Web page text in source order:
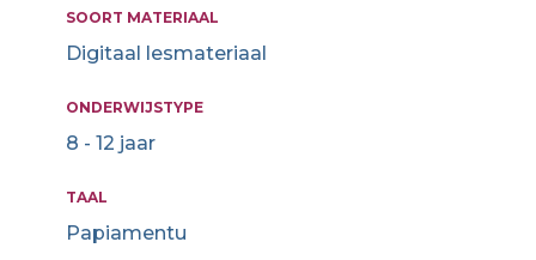
SOORT MATERIAAL
Digitaal lesmateriaal
ONDERWIJSTYPE
8 - 12 jaar
TAAL
Papiamentu